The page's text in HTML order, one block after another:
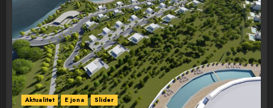
Aktualitet E jona Slider